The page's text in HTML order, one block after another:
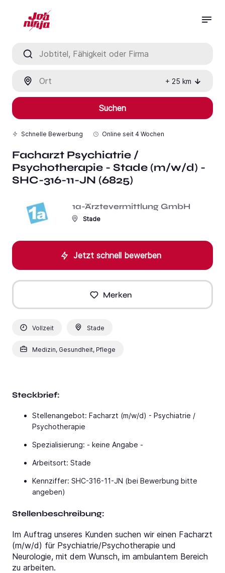
+ 25 km
Suchen
Schnelle Bewerbung Online seit 4 Wochen
Facharzt Psychiatrie /
Psychotherapie - Stade (m/w/d) -
SHC-316-11-JN (6825)
1a-Ärztevermittlung GmbH
Stade
Jetzt schnell bewerben
Merken
Vollzeit Stade
Medizin, Gesundheit, Pflege
Steckbrief:
Stellenangebot: Facharzt (m/w/d) - Psychiatrie /
Psychotherapie
Spezialisierung: - keine Angabe -
Arbeitsort: Stade
Kennziffer: SHC-316-11-JN (bei Bewerbung bitte
angeben)
Stellenbeschreibung:
Im Auftrag unseres Kunden suchen wir einen Facharzt
(m/w/d) für Psychiatrie/Psychotherapie und
Neurologie, mit dem Wunsch, im ambulantem Bereich
zu arbeiten.